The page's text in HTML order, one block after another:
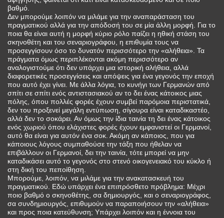
βαθμό.
Δεν μπορούμε λοιπόν να μιλάμε για την αναπαράσταση του
πραγματικού αλλά για την απόδοσή του σε μία άλλη μορφή. Για το
ποια θα είναι αυτή η μορφή κύριο ρόλο παίζει η ηθική στάση του
σκηνοθέτη και του σεναριογράφου, η επιθυμία τους να
προσεγγίσουν όσο το δυνατόν περισσότερο την «αλήθεια». Τα
πράγματα όμως περιπλέκονται ακόμη περισσότερο αν
αναλογιστούμε ότι δεν υπάρχει μια ιστορική αλήθεια, αλλά
διαφορετικές προσεγγίσεις και απόψεις για ένα γεγονός την εποχή
που αυτό έχει γίνει. Με άλλα λόγια, το κυνήγι των Γερμανών από
σπίτι σε σπίτι ενός αντιστασιακού αν το δει ένας κάτοικος μιας
πόλης, όπου πολλές φορές έχουν συμβεί παρόμοια περιστατικά,
δεν του προξενεί μεγάλη εντύπωση, σίγουρα είναι καταδικαστέο,
αλλά δεν το σοκάρει. Αν όμως την ίδια ταινία τη δει ένας κάτοικος
ενός χωριού όπου ελάχιστες φορές έχουν εμφανιστεί οι Γερμανοί,
αυτό θα είναι για αυτόν ένα σοκ. Ακόμη αν κάποιος, που για
κάποιους λόγους συμπαθούσε την τάξη που ήθελαν να
επιβάλλουν οι Γερμανοί, δει την ταινία, τότε μπορεί να μην
καταδικάσει αυτό το γεγονός στο στενό οικογενειακό του κύκλο ή
στη δική του πεποίθηση.
Μπορούμε, λοιπόν, να μιλάμε για την ανακατασκευή του
πραγματικού. Εδώ υπάρχει ένα επιπρόσθετο πρόβλημα: Μέχρι
ποιο βαθμό ο σκηνοθέτης, σα δημιουργός, και ο σεναριογράφος,
σα συνδημιουργός, επιθυμούν να παραποιήσουν την «αλήθεια»
και προς ποια κατεύθυνση; Υπάρχει λοιπόν και η έννοια του